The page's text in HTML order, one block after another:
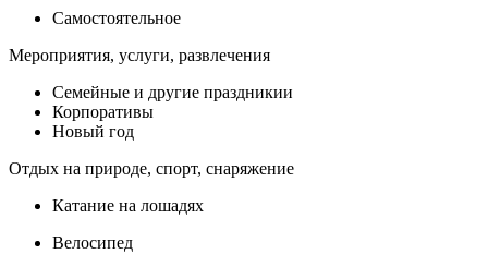
Самостоятельное
Мероприятия, услуги, развлечения
Семейные и другие праздникии
Корпоративы
Новый год
Отдых на природе, спорт, снаряжение
Катание на лошадях
Велосипед